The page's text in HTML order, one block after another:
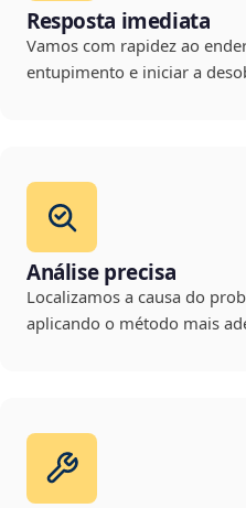
Resposta imediata
Vamos com rapidez ao
entupimento e iniciar a
Análise precisa
Localizamos a causa do
aplicando o método mais